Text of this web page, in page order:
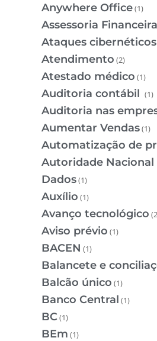
Anywhere Office(1)
Assessoria Financeira
Ataques cibernéticos
Atendimento (2)
Atestado médico (1)
Auditoria contábil (1)
Auditoria nas
Aumentar Vendas(1)
Automatização de
Autoridade
Dados(1)
Auxílio (1)
Avanço tecnológico
Aviso prévio (1)
BACEN (1)
Balancete e
Balcão único (1)
Banco Central (1)
BC(1)
BEm (1)